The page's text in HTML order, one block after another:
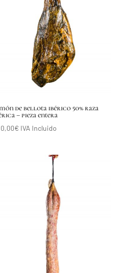
de bellota ibérico 50% raza
– pieza entera
€ IVA Incluido